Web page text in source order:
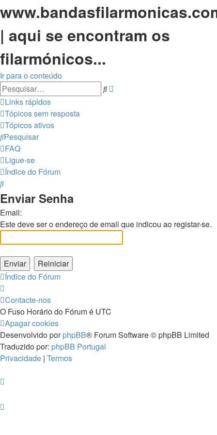
| aqui se encontram os
filarmónicos...
Ir para o conteúdo
Pesquisar
Links rápidos
Tópicos sem resposta
Tópicos ativos
Pesquisar
FAQ
Ligue-se
Índice do Fórum
Pesquisar
Enviar Senha
Email:
Este deve ser o endereço de email que indicou ao registar-se.
Índice do Fórum
Contacte-nos
O Fuso Horário do Fórum é UTC
Apagar cookies
Desenvolvido porphpBB® Forum Software © phpBB Limited
Traduzido por: phpBB Portugal
Privacidade | Termos